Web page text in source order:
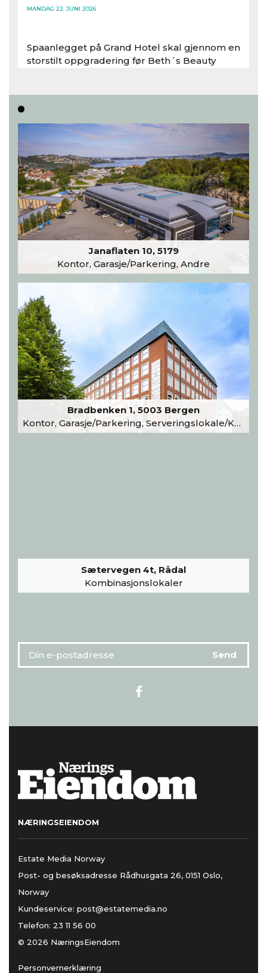
MANDAG 22. JUNI 2026
Spaanlegget på Grand Hotel skal gjennom en
storstilt oppgradering før Beth´s Beauty
Les hele artikkelen
Janaflaten 10, 5179
Kontor, Garasje/Parkering, Andre
Bradbenken 1, 5003 Bergen
Kontor, Garasje/Parkering, Serveringslokale/Kantine, Undervisning/Arrangement
Sætervegen 4t, Rådal
Kombinasjonslokaler
NÆRINGSEIENDOM
Estate Media Norway
Post- og besøksadresse Rådhusgata 26, 0151 Oslo,
Norway
Kundeservice: post@estatemedia.no
Telefon: 23 11 56 00
© 2026 NæringsEiendom
Personvernerklæring